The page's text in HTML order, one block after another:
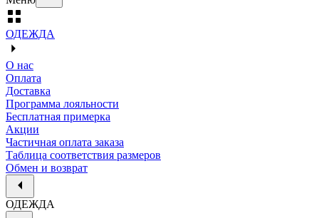
ОДЕЖДА
О нас
Оплата
Доставка
Программа лояльности
Бесплатная примерка
Акции
Частичная оплата заказа
Таблица соответствия размеров
Обмен и возврат
ОДЕЖДА